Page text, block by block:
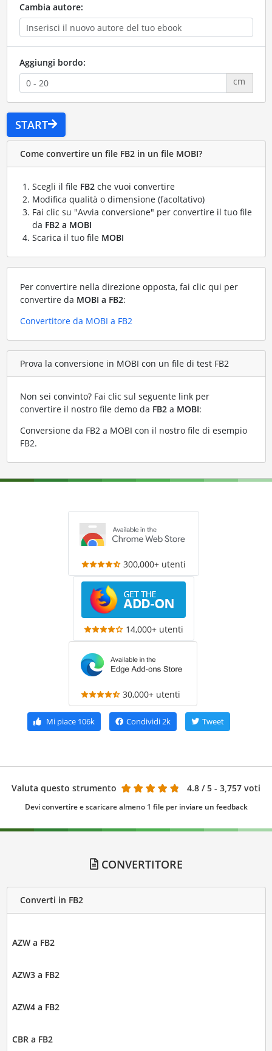
Cambia autore:
Aggiungi bordo:
cm
START
Come convertire un file FB2 in un file MOBI?
Scegli il file FB2che vuoi convertire
Modifica qualità o dimensione (facoltativo)
Fai clic su "Avvia conversione" per convertire il tuo file
da FB2 a MOBI
Scarica il tuo file MOBI
Per convertire nella direzione opposta, fai clic qui per
convertire da MOBI a FB2:
Convertitore da MOBI a FB2
Prova la conversione in MOBI con un file di test FB2
Non sei convinto? Fai clic sul seguente link per
convertire il nostro file demo da FB2a MOBI:
Conversione da FB2 a MOBI con il nostro file di esempio
FB2.
300,000+ utenti
14,000+ utenti
30,000+ utenti
Mi piace 106k Condividi2k Tweet
Valuta questo strumento 4.8 / 5 - 3,757 voti
Devi convertire e scaricare almeno 1 file per inviare un feedback
CONVERTITORE
Converti in FB2
AZW a FB2
AZW3 a FB2
AZW4 a FB2
CBR a FB2